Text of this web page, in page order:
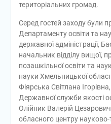
територіальних громад.
Серед гостей заходу були
Департаменту освіти та
державної адміністрації,
начальник відділу вищої,
позашкільної освіти та
науки Хмельницької
Фіярська Світлана
Державної служби якості
Олійник Валерій
обласного центру науково-